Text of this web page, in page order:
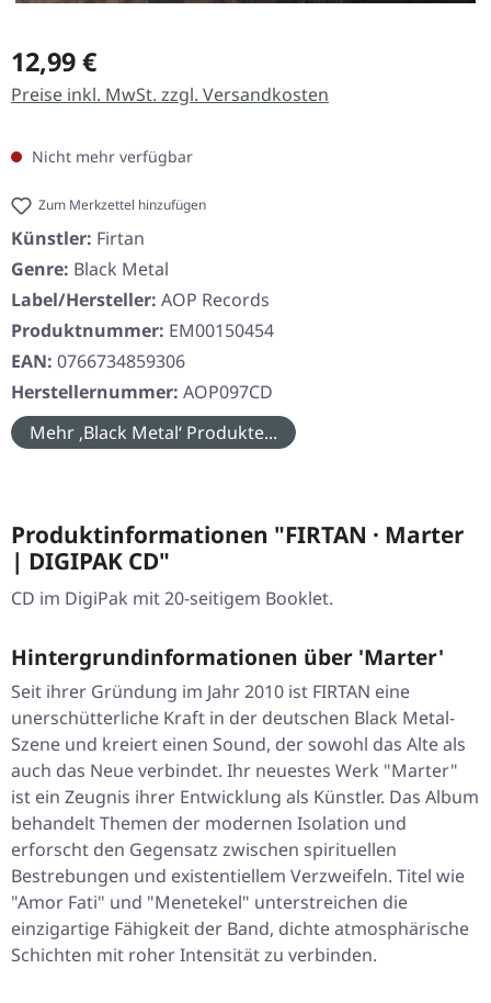
Regulärer Preis:
12,99 €
Preise inkl. MwSt. zzgl. Versandkosten
Nicht mehr verfügbar
Zum Merkzettel hinzufügen
Künstler: Firtan
Genre: Black Metal
Label/Hersteller: AOP Records
Produktnummer: EM00150454
EAN: 0766734859306
Herstellernummer: AOP097CD
Mehr ‚Black Metal‘ Produkte...
Produktinformationen "FIRTAN · Marter
| DIGIPAK CD"
CD im DigiPak mit 20-seitigem Booklet.
Hintergrundinformationen über 'Marter'
Seit ihrer Gründung im Jahr 2010 ist FIRTAN eine
unerschütterliche Kraft in der deutschen Black Metal-
Szene und kreiert einen Sound, der sowohl das Alte als
auch das Neue verbindet. Ihr neuestes Werk "Marter"
ist ein Zeugnis ihrer Entwicklung als Künstler. Das Album
behandelt Themen der modernen Isolation und
erforscht den Gegensatz zwischen spirituellen
Bestrebungen und existentiellem Verzweifeln. Titel wie
"Amor Fati" und "Menetekel" unterstreichen die
einzigartige Fähigkeit der Band, dichte atmosphärische
Schichten mit roher Intensität zu verbinden.